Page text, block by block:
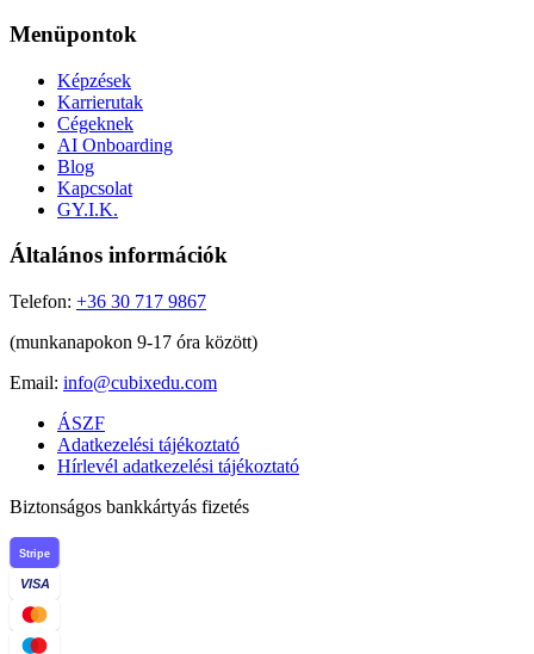
Menüpontok
Képzések
Karrierutak
Cégeknek
AI Onboarding
Blog
Kapcsolat
GY.I.K.
Általános információk
Telefon: +36 30 717 9867
(munkanapokon 9-17 óra között)
Email: info@cubixedu.com
ÁSZF
Adatkezelési tájékoztató
Hírlevél adatkezelési tájékoztató
Biztonságos bankkártyás fizetés
Stripe
VISA